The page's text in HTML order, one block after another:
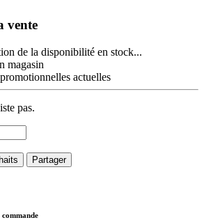
vente
de la disponibilité en stock...
magasin
actuelles
pas.
Partager